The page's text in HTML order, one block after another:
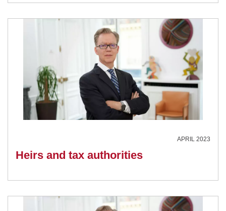
APRIL 2023
Heirs and tax authorities